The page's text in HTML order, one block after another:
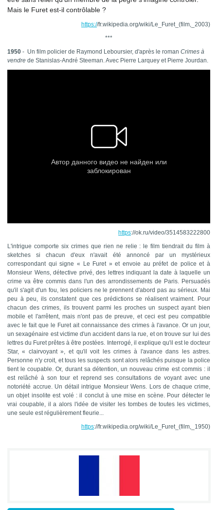
Mais le Furet est-il contrôlable ?
https://fr.wikipedia.org/wiki/Le_Furet_(film,_2003)
***
1950 - Un film policier de Raymond Leboursier, d'après le roman Crimes à
vendre de Stanislas-André Steeman. Avec Pierre Larquey et Pierre Jourdan.
https://ok.ru/video/3514583222800
L'intrigue comporte six crimes que rien ne relie : le film tiendrait du film à
sketches si chacun d'eux n'avait été annoncé par un mystérieux
correspondant qui signe « Le Furet » et envoie au préfet de police et à
Monsieur Wens, détective privé, des lettres indiquant la date à laquelle un
crime va être commis dans l'un des arrondissements de Paris. Persuadés
qu'il s'agit d'un fou, les policiers ne le prennent d'abord pas au sérieux. Mai
peu à peu, ils constatent que ces prédictions se réalisent vraiment. Pour
chacun des crimes, ils trouvent parmi les proches un suspect ayant bien
mobile et l'arrêtent, mais n'ont pas de preuve, et ceci est peu compatible
avec le fait que le Furet ait connaissance des crimes à l'avance. Or un jour,
un sexagénaire est victime d'un accident dans la rue, et on trouve sur lui des
lettres du Furet prêtes à être postées. Interrogé, il explique qu'il est le docteur
Star, « clairvoyant », et qu'il voit les crimes à l'avance dans les astres.
Personne n'y croit, et tous les suspects sont alors relâchés puisque la police
tient le coupable. Or, durant sa détention, un nouveau crime est commis : il
est relâché à son tour et reprend ses consultations de voyant avec une
notoriété accrue. Un détail intrigue Monsieur Wens. Lors de chaque crime,
un objet insolite est volé : il conclut à une mise en scène. Pour détecter le
vrai coupable, il a alors l'idée de visiter les tombes de toutes les victimes,
une seule est régulièrement fleurie...
https://fr.wikipedia.org/wiki/Le_Furet_(film,_1950)